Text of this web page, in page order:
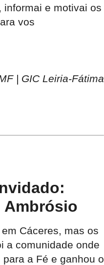
informai e motivai os
vos
| GIC Leiria-Fátima
Ambrósio
Cáceres, mas os
a comunidade onde
para a Fé e ganhou o